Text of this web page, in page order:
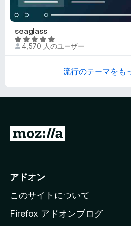
価
階
中
の
評
seaglass
5
段
価
4,570 人のユーザー
流行のテーマをも
M
i
l
a
アドオン
このサイトについて
Firefox アドオンブログ